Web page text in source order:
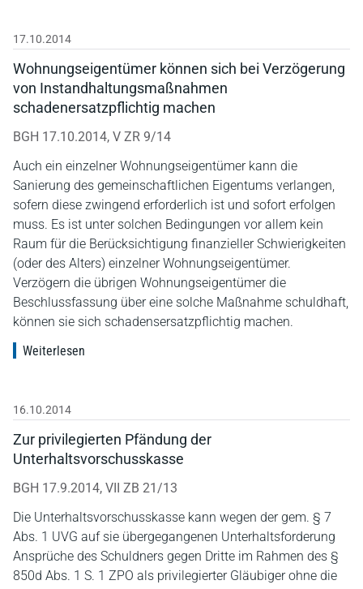
17.10.2014
Wohnungseigentümer können sich bei Verzögerung
von Instandhaltungsmaßnahmen
schadenersatzpflichtig machen
BGH 17.10.2014, V ZR 9/14
Auch ein einzelner Wohnungseigentümer kann die
Sanierung des gemeinschaftlichen Eigentums verlangen,
sofern diese zwingend erforderlich ist und sofort erfolgen
muss. Es ist unter solchen Bedingungen vor allem kein
Raum für die Berücksichtigung finanzieller Schwierigkeiten
(oder des Alters) einzelner Wohnungseigentümer.
Verzögern die übrigen Wohnungseigentümer die
Beschlussfassung über eine solche Maßnahme schuldhaft,
können sie sich schadensersatzpflichtig machen.
Weiterlesen
16.10.2014
Zur privilegierten Pfändung der
Unterhaltsvorschusskasse
BGH 17.9.2014, VII ZB 21/13
Die Unterhaltsvorschusskasse kann wegen der gem. § 7
Abs. 1 UVG auf sie übergegangenen Unterhaltsforderung
Ansprüche des Schuldners gegen Dritte im Rahmen des §
850d Abs. 1 S. 1 ZPO als privilegierter Gläubiger ohne die